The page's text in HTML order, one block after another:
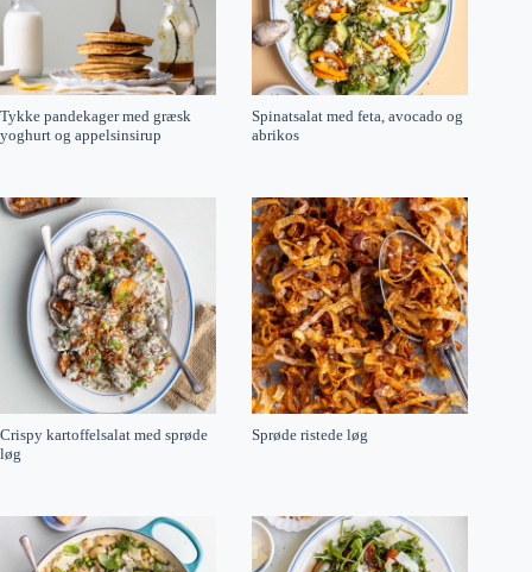
Tykke pandekager med græsk
yoghurt og appelsinsirup
Spinatsalat med feta, avocado og
abrikos
Crispy kartoffelsalat med sprøde
løg
Sprøde ristede løg